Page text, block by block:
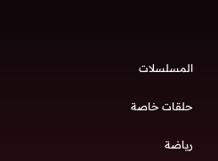
المسلسلات
حلقات خاصة
رياضة